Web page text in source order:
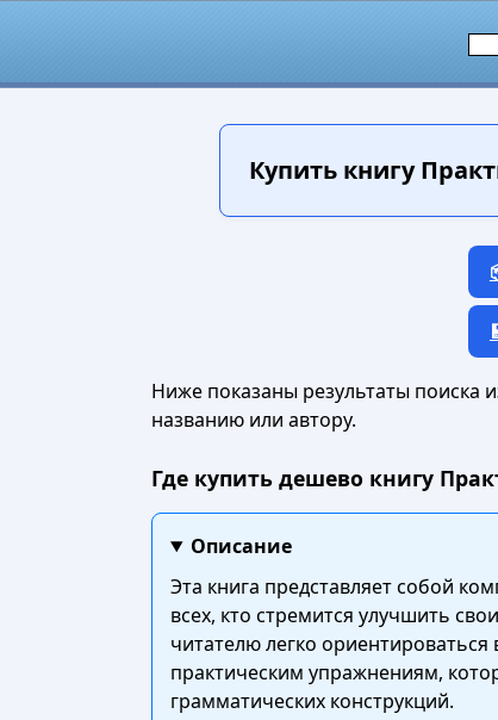
Купить книгу
Ниже показаны результаты поиска
названию или автору.
Где купить дешево книгу
Описание
Эта книга представляет собой
всех, кто стремится улучшить
читателю легко
практическим упражнениям,
грамматических конструкций.